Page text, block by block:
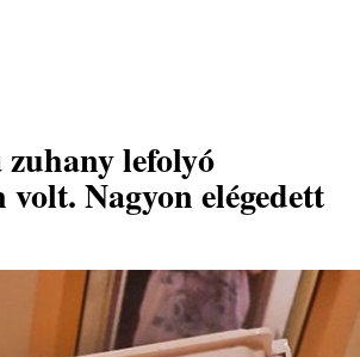
lefolyó
Nagyon elégedett